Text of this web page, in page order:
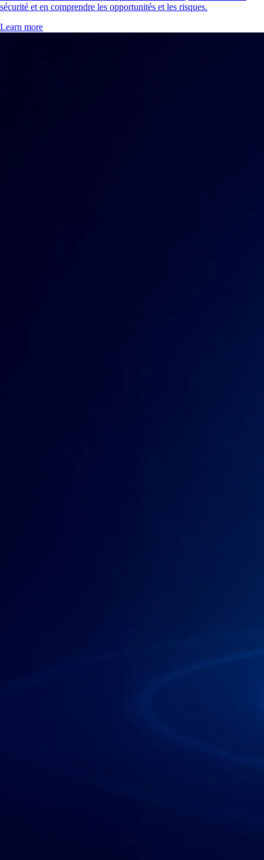
sécurité et en comprendre les opportunités et les risques.
Learn more